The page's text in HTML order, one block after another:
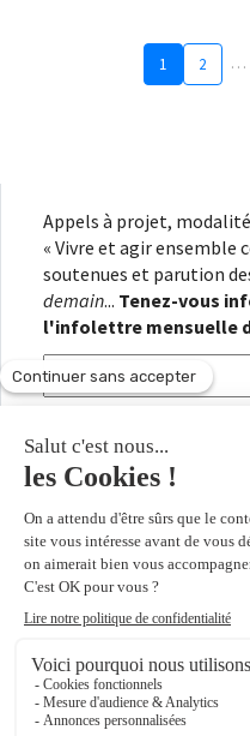
1 2 …
Appels à projet,
« Vivre et agir ensemble
soutenues et parution
demain... Tenez-vous
l'infolettre mensuelle
En renseignant votre
consentez à recevoir
Seligmann,
confidentialité. Il vous
désabonner à tout
Copyright © 2026Fondation Seligmann
Fondation Seligmann